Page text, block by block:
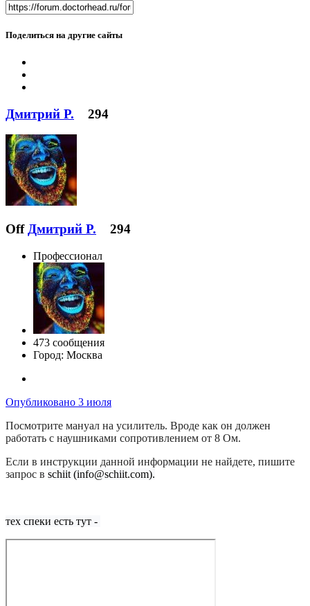
Поделиться на другие сайты
Дмитрий Р. 294
Off Дмитрий Р. 294
Профессионал
473 сообщения
Город: Москва
Опубликовано 3 июля
Посмотрите мануал на усилитель. Вроде как он должен
работать с наушниками сопротивлением от 8 Ом.
Если в инструкции данной информации не найдете, пишите
запрос в schiit (info@schiit.com).
тех спеки есть тут -